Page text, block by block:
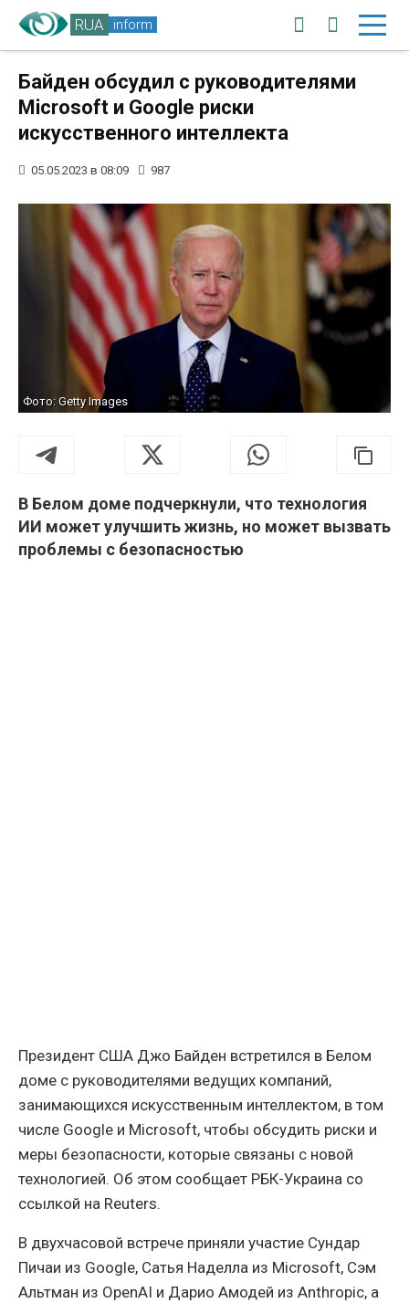
RUA inform
Байден обсудил с руководителями
Microsoft и Google риски
искусственного интеллекта
05.05.2023 в 08:09 987
Фото: Getty Images
В Белом доме подчеркнули, что технология
ИИ может улучшить жизнь, но может вызвать
проблемы с безопасностью
Президент США Джо Байден встретился в Белом
доме с руководителями ведущих компаний,
занимающихся искусственным интеллектом, в том
числе Google и Microsoft, чтобы обсудить риски и
меры безопасности, которые связаны с новой
технологией. Об этом сообщает РБК-Украина со
ссылкой на Reuters.
В двухчасовой встрече приняли участие Сундар
Пичаи из Google, Сатья Наделла из Microsoft, Сэм
Альтман из OpenAI и Дарио Амодей из Anthropic, а